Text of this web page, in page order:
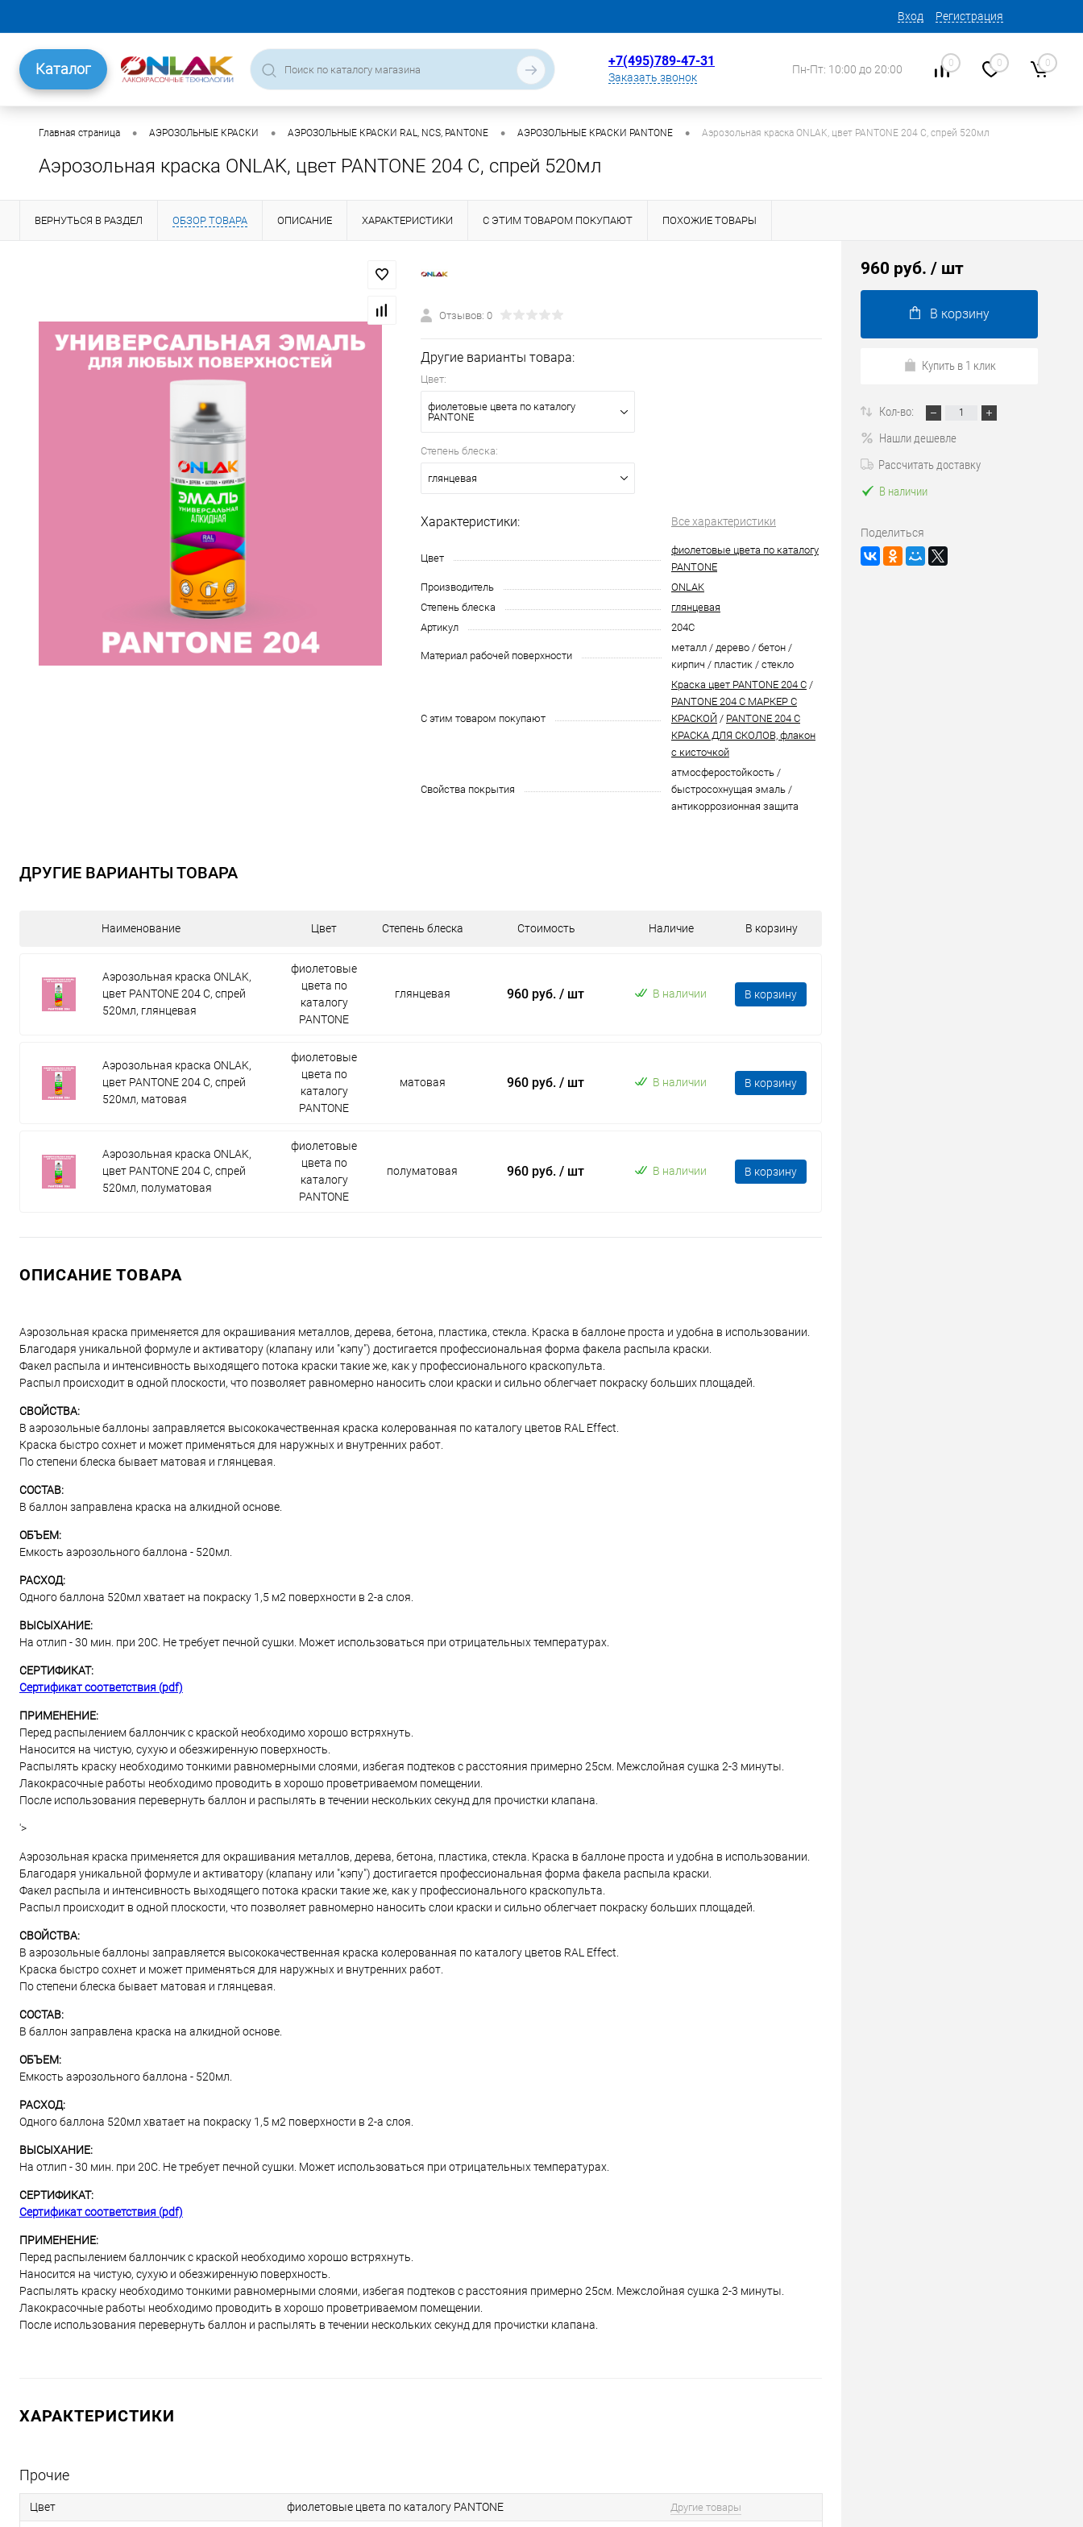
Вход Регистрация
Каталог +7(495)789-47-31
Заказать звонок
Пн-Пт: 10:00 до 20:00 0 0 0
Главная страница • АЭРОЗОЛЬНЫЕ КРАСКИ • АЭРОЗОЛЬНЫЕ КРАСКИ RAL, NCS, PANTONE • АЭРОЗОЛЬНЫЕ КРАСКИ PANTONE • Аэрозольная краска ONLAK, цвет PANTONE 204 C, спрей 520мл
Аэрозольная краска ONLAK, цвет PANTONE 204 C, спрей 520мл
ВЕРНУТЬСЯ В РАЗДЕЛ ОБЗОР ТОВАРА ОПИСАНИЕ ХАРАКТЕРИСТИКИ С ЭТИМ ТОВАРОМ ПОКУПАЮТ ПОХОЖИЕ ТОВАРЫ
Отзывов: 0
Другие варианты товара:
Цвет:
фиолетовые цвета по каталогу
PANTONE
Степень блеска:
глянцевая
Характеристики: Все характеристики
Цвет
фиолетовые цвета по каталогу
PANTONE
Производитель
ONLAK
Степень блеска
глянцевая
Артикул
204C
Материал рабочей поверхности
металл / дерево / бетон /
кирпич / пластик / стекло
С этим товаром покупают
Краска цвет PANTONE 204 C /
PANTONE 204 C МАРКЕР С
КРАСКОЙ / PANTONE 204 C
КРАСКА ДЛЯ СКОЛОВ, флакон
с кисточкой
Свойства покрытия
атмосферостойкоcть /
быстросохнущая эмаль /
антикоррозионная защита
ДРУГИЕ ВАРИАНТЫ ТОВАРА
Наименование Цвет Степень блеска Стоимость Наличие В корзину
Аэрозольная краска ONLAK,
цвет PANTONE 204 C, спрей
520мл, глянцевая
фиолетовые
цвета по
каталогу
PANTONE
глянцевая 960 руб. / шт В наличии В корзину
Аэрозольная краска ONLAK,
цвет PANTONE 204 C, спрей
520мл, матовая
фиолетовые
цвета по
каталогу
PANTONE
матовая 960 руб. / шт В наличии В корзину
Аэрозольная краска ONLAK,
цвет PANTONE 204 C, спрей
520мл, полуматовая
фиолетовые
цвета по
каталогу
PANTONE
полуматовая 960 руб. / шт В наличии В корзину
ОПИСАНИЕ ТОВАРА
Аэрозольная краска применяется для окрашивания металлов, дерева, бетона, пластика, стекла. Краска в баллоне проста и удобна в использовании.
Благодаря уникальной формуле и активатору (клапану или "кэпу") достигается профессиональная форма факела распыла краски.
Факел распыла и интенсивность выходящего потока краски такие же, как у профессионального краскопульта.
Распыл происходит в одной плоскости, что позволяет равномерно наносить слои краски и сильно облегчает покраску больших площадей.
СВОЙСТВА:
В аэрозольные баллоны заправляется высококачественная краска колерованная по каталогу цветов RAL Effect.
Краска быстро сохнет и может применяться для наружных и внутренних работ.
По степени блеска бывает матовая и глянцевая.
СОСТАВ:
В баллон заправлена краска на алкидной основе.
ОБЪЕМ:
Емкость аэрозольного баллона - 520мл.
РАСХОД:
Одного баллона 520мл хватает на покраску 1,5 м2 поверхности в 2-а слоя.
ВЫСЫХАНИЕ:
На отлип - 30 мин. при 20С. Не требует печной сушки. Может использоваться при отрицательных температурах.
СЕРТИФИКАТ:
Сертификат соответствия (pdf)
ПРИМЕНЕНИЕ:
Перед распылением баллончик с краской необходимо хорошо встряхнуть.
Наносится на чистую, сухую и обезжиренную поверхность.
Распылять краску необходимо тонкими равномерными слоями, избегая подтеков с расстояния примерно 25см. Межслойная сушка 2-3 минуты.
Лакокрасочные работы необходимо проводить в хорошо проветриваемом помещении.
После использования перевернуть баллон и распылять в течении нескольких секунд для прочистки клапана.
'>
Аэрозольная краска применяется для окрашивания металлов, дерева, бетона, пластика, стекла. Краска в баллоне проста и удобна в использовании.
Благодаря уникальной формуле и активатору (клапану или "кэпу") достигается профессиональная форма факела распыла краски.
Факел распыла и интенсивность выходящего потока краски такие же, как у профессионального краскопульта.
Распыл происходит в одной плоскости, что позволяет равномерно наносить слои краски и сильно облегчает покраску больших площадей.
СВОЙСТВА:
В аэрозольные баллоны заправляется высококачественная краска колерованная по каталогу цветов RAL Effect.
Краска быстро сохнет и может применяться для наружных и внутренних работ.
По степени блеска бывает матовая и глянцевая.
СОСТАВ:
В баллон заправлена краска на алкидной основе.
ОБЪЕМ:
Емкость аэрозольного баллона - 520мл.
РАСХОД:
Одного баллона 520мл хватает на покраску 1,5 м2 поверхности в 2-а слоя.
ВЫСЫХАНИЕ:
На отлип - 30 мин. при 20С. Не требует печной сушки. Может использоваться при отрицательных температурах.
СЕРТИФИКАТ:
Сертификат соответствия (pdf)
ПРИМЕНЕНИЕ:
Перед распылением баллончик с краской необходимо хорошо встряхнуть.
Наносится на чистую, сухую и обезжиренную поверхность.
Распылять краску необходимо тонкими равномерными слоями, избегая подтеков с расстояния примерно 25см. Межслойная сушка 2-3 минуты.
Лакокрасочные работы необходимо проводить в хорошо проветриваемом помещении.
После использования перевернуть баллон и распылять в течении нескольких секунд для прочистки клапана.
ХАРАКТЕРИСТИКИ
Прочие
Цвет фиолетовые цвета по каталогу PANTONE Другие товары
960 руб. / шт
В корзину
Купить в 1 клик
Кол-во:
Нашли дешевле
Рассчитать доставку
В наличии
Поделиться